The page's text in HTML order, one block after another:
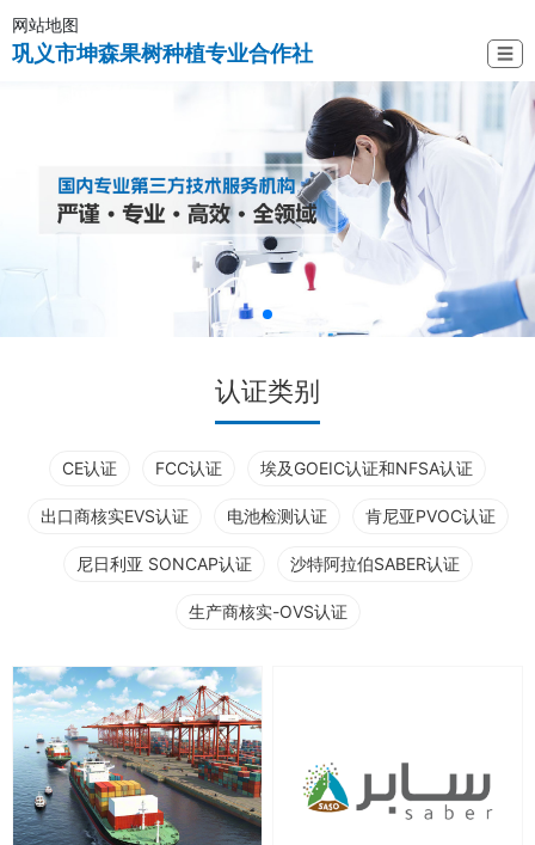
网站地图
巩义市坤森果树种植专业合作社 ☰
认证类别
CE认证 FCC认证 埃及GOEIC认证和NFSA认证
出口商核实EVS认证 电池检测认证 肯尼亚PVOC认证
尼日利亚 SONCAP认证 沙特阿拉伯SABER认证
生产商核实-OVS认证